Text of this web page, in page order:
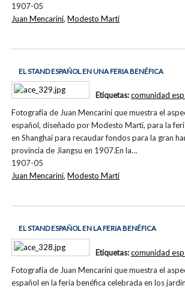
1907-05
Juan Mencarini,Modesto Martí
EL STAND ESPAÑOL EN UNA FERIA BENÉFICA
Fotografía de Juan Mencarini que muestra el
español, diseñado por Modesto Martí, para la
en Shanghai para recaudar fondos para la gran
provincia de Jiangsu en 1907.En la…
1907-05
Etiquetas:comunidad
Juan Mencarini,Modesto Martí
EL STAND ESPAÑOL EN LA FERIA BENÉFICA
Fotografía de Juan Mencarini que muestra el
español en la feria benéfica celebrada en los
Etiquetas:comunidad